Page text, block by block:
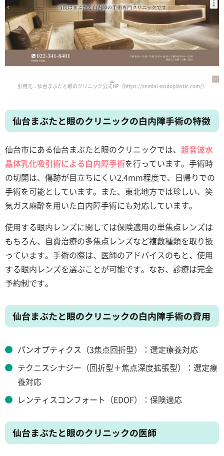
引用元：仙台まぶたと眼のクリニック公式HP（https://sendai-oculoplastic.com/）
仙台まぶたと眼のクリニックの白内障手術の特徴
仙台市にある仙台まぶたと眼のクリニックでは、 超音波水
晶体乳化吸引術による白内障手術を行っています。手術時
の切開は、傷跡が目立ちにくい2.4mm程度で、日帰りでの
手術を可能としています。また、東北地方では珍しい、笑
気ガス麻酔を用いた白内障手術にも対応しています。
使用する眼内レンズに関しては保険適用の単焦点レンズは
もちろん、自費治療の多焦点レンズなど複数種類を取り扱
っています。手術の際は、医師のアドバイスのもと、使用
する眼内レンズを選ぶことが可能です。なお、診療は完全
予約制です。
仙台まぶたと眼のクリニックの白内障手術の費用
パンオプティクス（3焦点回折型）：選定療養対応
テクニスシナジー（回折型＋焦点深度拡張型）：選定療
養対応
レンティスコンフォート（EDOF）：保険適応
仙台まぶたと眼のクリニックの医師